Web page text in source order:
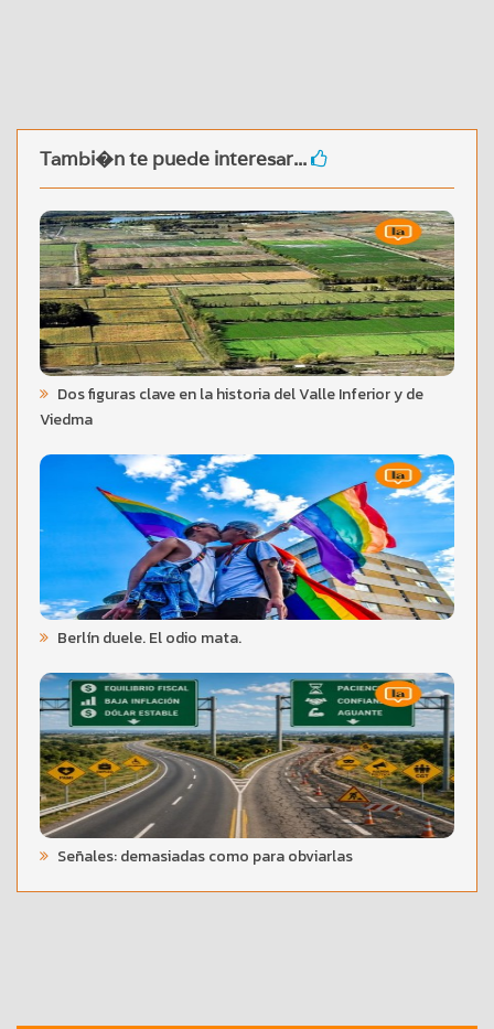
Tambi�n te puede interesar...
Dos figuras clave en la historia del Valle Inferior y de
Viedma
Berlín duele. El odio mata.
Señales: demasiadas como para obviarlas